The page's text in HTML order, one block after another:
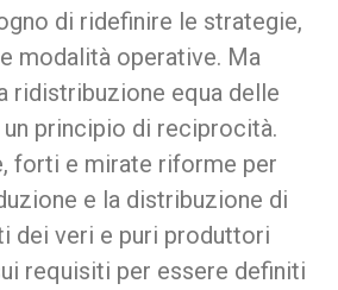
di ridefinire le strategie,
modalità operative. Ma
ridistribuzione equa delle
principio di reciprocità.
forti e mirate riforme per
e la distribuzione di
dei veri e puri produttori
requisiti per essere definiti